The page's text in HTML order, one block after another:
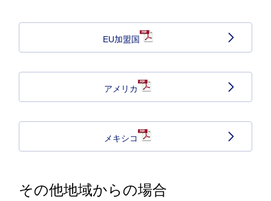
EU加盟国
アメリカ
メキシコ
その他地域からの場合